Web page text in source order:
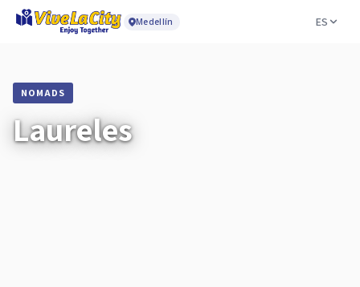
Medellín ES
NOMADS
Laureles